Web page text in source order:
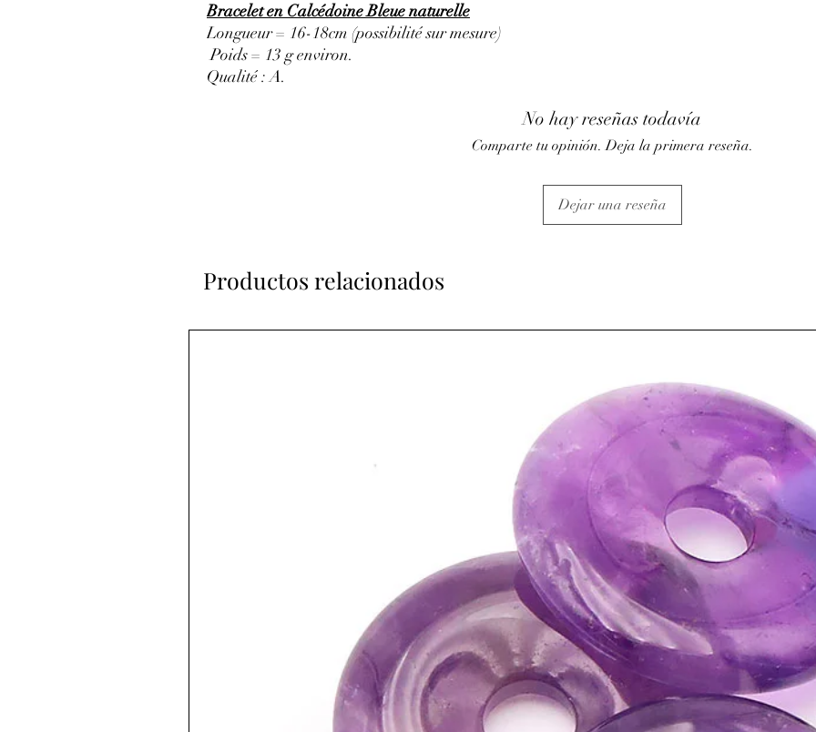
Bracelet en Calcédoine Bleue naturelle
Longueur = 16-18cm (possibilité sur mesure)
Poids = 13 g environ.
Qualité : A.
No hay reseñas todavía
Comparte tu opinión. Deja la primera reseña.
Dejar una reseña
Productos relacionados